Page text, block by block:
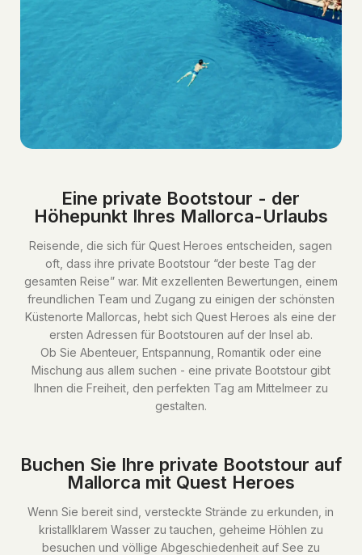
Eine private Bootstour - der
Höhepunkt Ihres Mallorca-Urlaubs
Reisende, die sich für Quest Heroes entscheiden, sagen
oft, dass ihre private Bootstour “der beste Tag der
gesamten Reise” war. Mit exzellenten Bewertungen, einem
freundlichen Team und Zugang zu einigen der schönsten
Küstenorte Mallorcas, hebt sich Quest Heroes als eine der
ersten Adressen für Bootstouren auf der Insel ab.
Ob Sie Abenteuer, Entspannung, Romantik oder eine
Mischung aus allem suchen - eine private Bootstour gibt
Ihnen die Freiheit, den perfekten Tag am Mittelmeer zu
gestalten.
Buchen Sie Ihre private Bootstour auf
Mallorca mit Quest Heroes
Wenn Sie bereit sind, versteckte Strände zu erkunden, in
kristallklarem Wasser zu tauchen, geheime Höhlen zu
besuchen und völlige Abgeschiedenheit auf See zu